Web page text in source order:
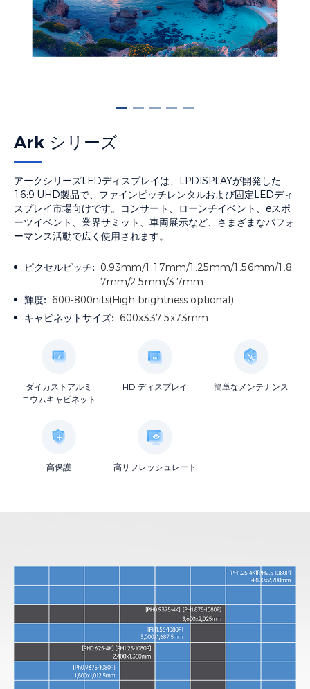
Ark シリーズ
アークシリーズLEDディスプレイは、LPDISPLAYが開発した
16:9 UHD製品で、ファインピッチレンタルおよび固定LEDディ
スプレイ市場向けです。コンサート、ローンチイベント、eスポ
ーツイベント、業界サミット、車両展示など、さまざまなパフォ
ーマンス活動で広く使用されます。
ピクセルピッチ: 0.93mm/1.17mm/1.25mm/1.56mm/1.8
7mm/2.5mm/3.7mm
輝度: 600-800nits(High brightness optional)
キャビネットサイズ: 600x337.5x73mm
ダイカストアルミ
ニウムキャビネット
HD ディスプレイ 簡単なメンテナンス
高保護 高リフレッシュレート